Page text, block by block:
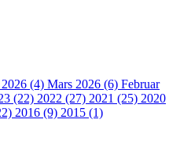
(4) Mars 2026 (6) Februar
(22) 2022 (27) 2021 (25) 2020
2016 (9) 2015 (1)